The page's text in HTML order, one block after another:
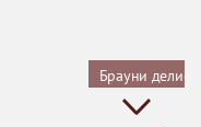
Брауни делис